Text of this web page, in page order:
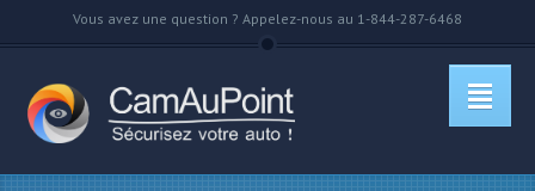
Vous avez une question ? Appelez-nous au 1-844-287-6468